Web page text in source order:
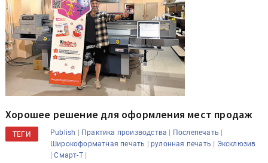
Хорошее решение для оформления мест продаж
ТЕГИ Publish | Практика производства | Послепечать |
Широкоформатная печать |рулонная печать | Эксклюзив
|Смарт-Т|